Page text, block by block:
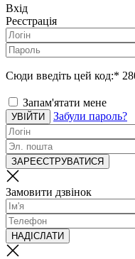
Вхід
Реєстрація
Сюди введіть цей код:*
Запам'ятати мене
УВІЙТИ Забули пароль?
ЗАРЕЄСТРУВАТИСЯ
Замовити дзвінок
НАДІСЛАТИ